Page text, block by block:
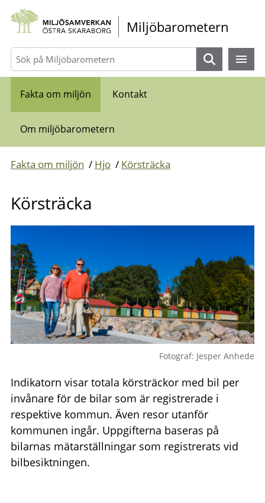
Gå direkt till sidans innehåll
Miljöbarometern
Sök
Fakta om miljön Kontakt
Om miljöbarometern
Fakta om miljön / Hjo / Körsträcka
Körsträcka
Fotograf: Jesper Anhede
Indikatorn visar totala körsträckor med bil per
invånare för de bilar som är registrerade i
respektive kommun. Även resor utanför
kommunen ingår. Uppgifterna baseras på
bilarnas mätarställningar som registrerats vid
bilbesiktningen.